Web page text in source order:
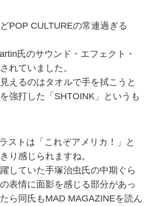
POP CULTUREの常連過ぎる
氏のサウンド・エフェクト・
れていました。
えるのはタオルで手を拭こうと
強打した「SHTOINK」というも
ストは「これぞアメリカ！」と
り感じられますね。
していた手塚治虫氏の中期ぐら
表情に面影を感じる部分があっ
ら同氏もMAD MAGAZINEを読ん